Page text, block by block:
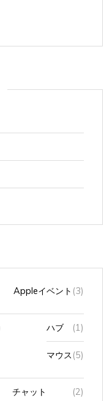
Appleイベント (3)
ハブ (1)
マウス (5)
チャット (2)